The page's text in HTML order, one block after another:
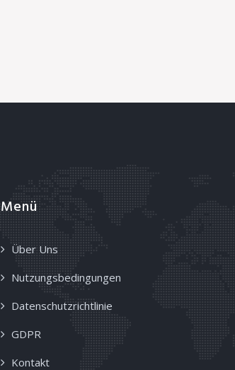
Menü
Über Uns
Nutzungsbedingungen
Datenschutzrichtlinie
GDPR
Kontakt